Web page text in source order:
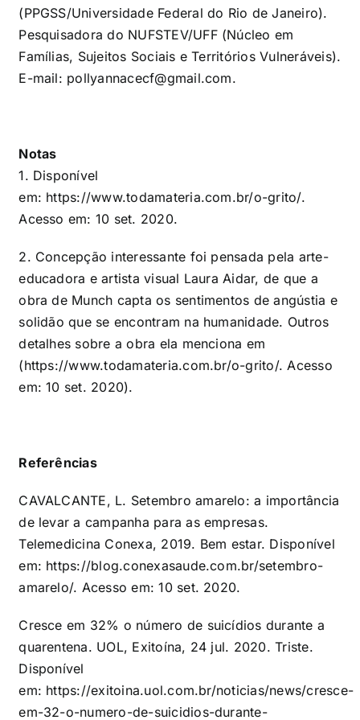
(PPGSS/Universidade Federal do Rio de Janeiro).
Pesquisadora do NUFSTEV/UFF (Núcleo em
Famílias, Sujeitos Sociais e Territórios Vulneráveis).
E-mail: pollyannacecf@gmail.com.
Notas
1. Disponível
em: https://www.todamateria.com.br/o-grito/.
Acesso em: 10 set. 2020.
2. Concepção interessante foi pensada pela arte-
educadora e artista visual Laura Aidar, de que a
obra de Munch capta os sentimentos de angústia e
solidão que se encontram na humanidade. Outros
detalhes sobre a obra ela menciona em
(https://www.todamateria.com.br/o-grito/. Acesso
em: 10 set. 2020).
Referências
CAVALCANTE, L. Setembro amarelo: a importância
de levar a campanha para as empresas.
Telemedicina Conexa, 2019. Bem estar. Disponível
em: https://blog.conexasaude.com.br/setembro-
amarelo/. Acesso em: 10 set. 2020.
Cresce em 32% o número de suicídios durante a
quarentena. UOL, Exitoína, 24 jul. 2020. Triste.
Disponível
em: https://exitoina.uol.com.br/noticias/news/cresce-
em-32-o-numero-de-suicidios-durante-